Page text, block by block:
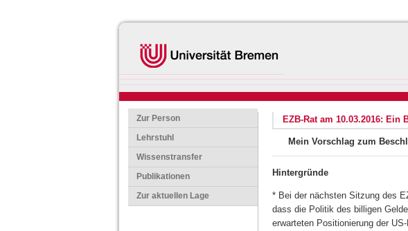
Zur Person
Lehrstuhl
Wissenstransfer
Publikationen
Zur aktuellen Lage
EZB-Rat am 10.03.2016: Ein
Mein Vorschlag zum
Hintergründe
* Bei der nächsten Sitzung des
dass die Politik des billigen
erwarteten Positionierung der